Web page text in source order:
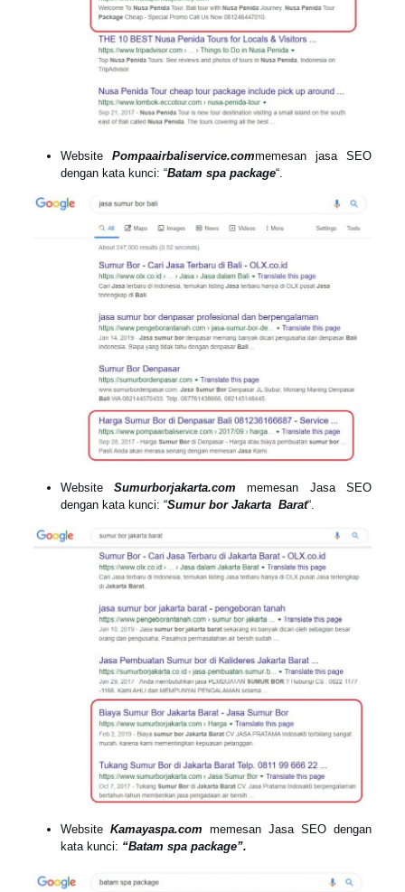
Website Pompaairbaliservice.commemesan jasa SEO
dengan kata kunci: “Batam spa package“.
WebsiteSumurborjakarta.com memesan Jasa SEO
dengan kata kunci: “Sumur bor Jakarta Barat“.
Website Kamayaspa.com memesan Jasa SEO dengan
kata kunci: “Batam spa package”.